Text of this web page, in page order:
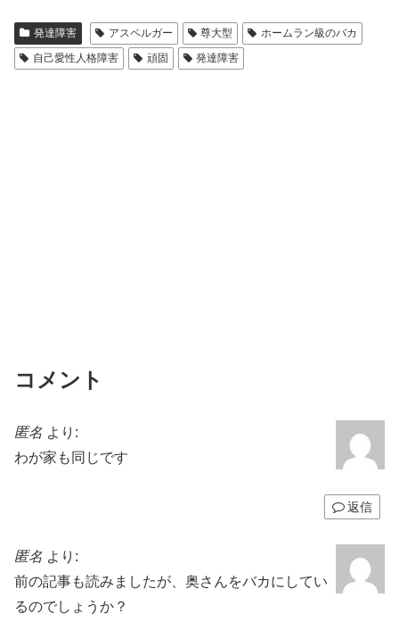
e
c
e
b
ail
発達障害 アスペルガー 尊大型
ホームラン級のバカ
自己愛性人格障害
頑固 発達障害
コメント
匿名 より:
わが家も同じです
返信
匿名 より:
前の記事も読みましたが、奥さんをバカにしてい
るのでしょうか？